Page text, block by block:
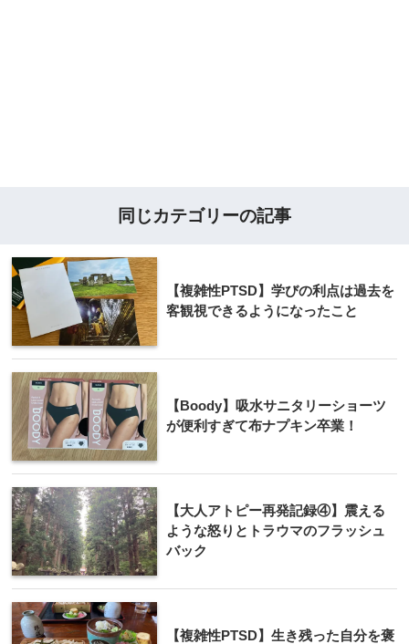
同じカテゴリーの記事
【複雑性PTSD】学びの利点は過去を
客観視できるようになったこと
【Boody】吸水サニタリーショーツ
が便利すぎて布ナプキン卒業！
【大人アトピー再発記録④】震える
ような怒りとトラウマのフラッシュ
バック
【複雑性PTSD】生き残った自分を褒